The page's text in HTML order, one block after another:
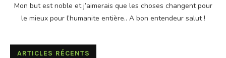
Mon but est noble et j’aimerais que les choses changent pour
le mieux pour l’humanite entière.. A bon entendeur salut !
ARTICLES RÉCENTS